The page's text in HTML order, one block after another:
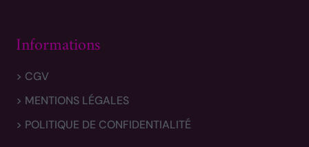
Informations
> CGV
> MENTIONS LÉGALES
> POLITIQUE DE CONFIDENTIALITÉ